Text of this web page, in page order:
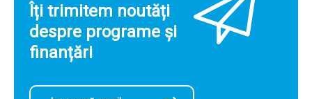
Îți trimitem noutăți
despre programe și
finanțări